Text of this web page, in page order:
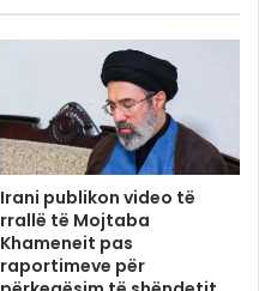
Irani publikon video të
rrallë të Mojtaba
Khameneit pas
raportimeve për